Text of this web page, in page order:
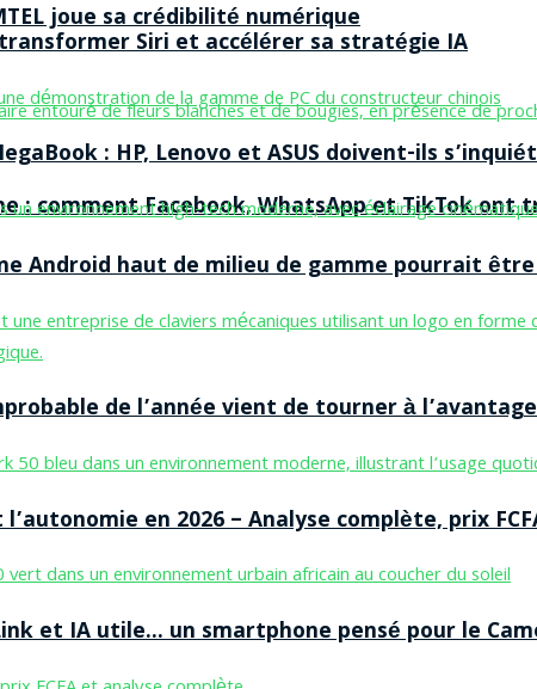
joue sa crédibilité numérique
: comment Facebook, WhatsApp et TikTok
transformer Siri et accélérer sa stratégie IA
: HP, Lenovo et ASUS doivent-ils
Android haut de milieu de gamme pourrait
de l’année vient de tourner à
en 2026 – Analyse complète, prix
et IA utile… un smartphone pensé pour le